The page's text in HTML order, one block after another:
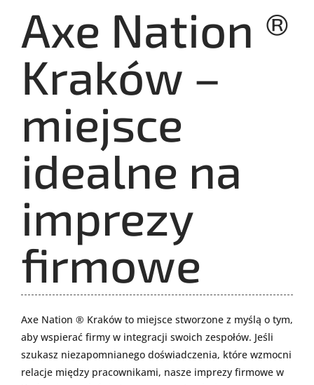
Axe Nation ®
Kraków –
miejsce
idealne na
imprezy
firmowe
Axe Nation ® Kraków to miejsce stworzone z myślą o tym,
aby wspierać firmy w integracji swoich zespołów. Jeśli
szukasz niezapomnianego doświadczenia, które wzmocni
relacje między pracownikami, nasze imprezy firmowe w